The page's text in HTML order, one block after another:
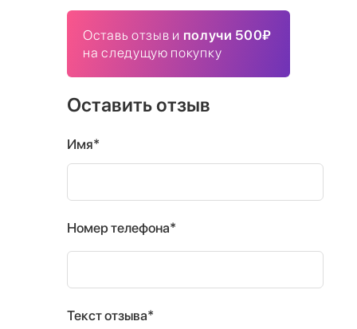
Оставь отзыв и получи 500₽
на следущую покупку
Оставить отзыв
Имя*
Номер телефона*
Текст отзыва*